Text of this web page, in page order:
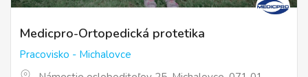
Medicpro-Ortopedická protetika
Pracovisko - Michalovce